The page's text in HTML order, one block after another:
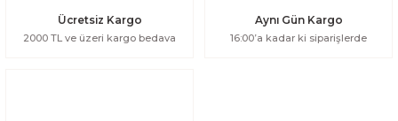
Ücretsiz Kargo
2000 TL ve üzeri kargo bedava
Aynı Gün Kargo
16:00’a kadar ki siparişlerde